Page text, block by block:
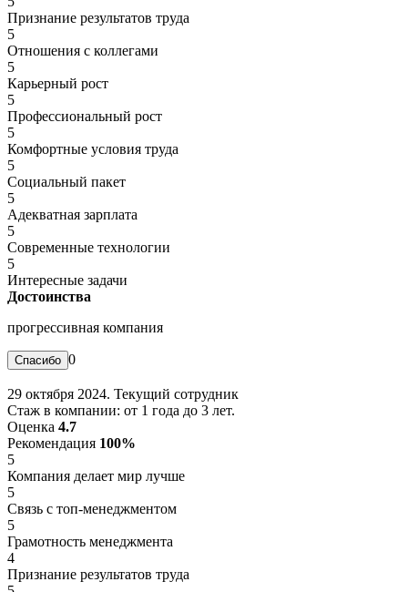
Признание результатов труда
5
Отношения с коллегами
5
Карьерный рост
5
Профессиональный рост
5
Комфортные условия труда
5
Социальный пакет
5
Адекватная зарплата
5
Современные технологии
5
Интересные задачи
Достоинства
прогрессивная компания
0
29 октября 2024. Текущий сотрудник
Стаж в компании: от 1 года до 3 лет.
Оценка 4.7
Рекомендация 100%
5
Компания делает мир лучше
5
Связь с топ-менеджментом
5
Грамотность менеджмента
4
Признание результатов труда